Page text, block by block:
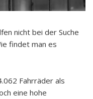
nicht bei der Suche
findet man es
Fahrräder als
eine hohe